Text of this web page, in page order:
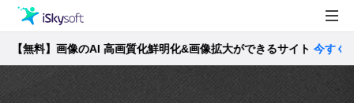
製品
Utility
製品活用事例
】画像のAI 高画質化鮮明化&画像拡大ができるサイト今すぐ確認 >>